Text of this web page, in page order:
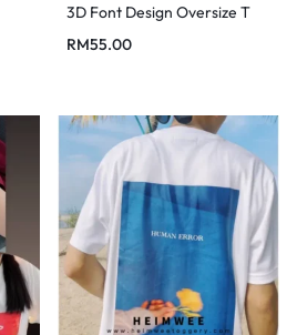
3D Font Design Oversize T
RM55.00